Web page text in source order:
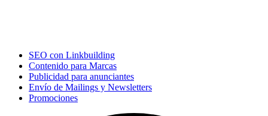
SEO con Linkbuilding
Contenido para Marcas
Publicidad para anunciantes
Envío de Mailings y Newsletters
Promociones